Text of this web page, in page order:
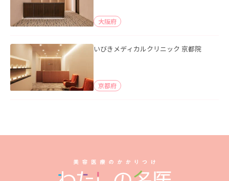
大阪府
いびきメディカルクリニック 京都院
京都府